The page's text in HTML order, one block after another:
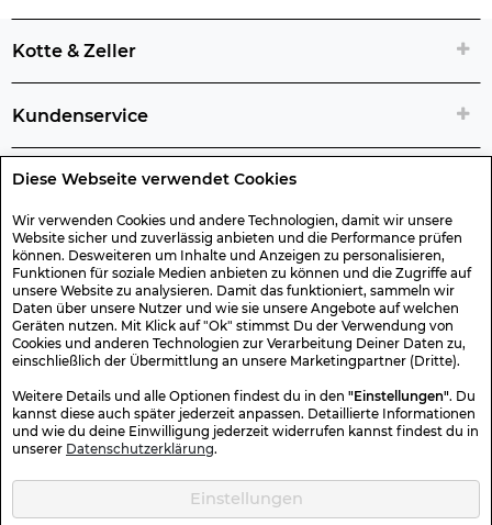
Diese Webseite verwendet Cookies
Wir verwenden Cookies und andere Technologien, damit wir unsere
Website sicher und zuverlässig anbieten und die Performance prüfen
können. Desweiteren um Inhalte und Anzeigen zu personalisieren,
Funktionen für soziale Medien anbieten zu können und die Zugriffe auf
unsere Website zu analysieren. Damit das funktioniert, sammeln wir
Daten über unsere Nutzer und wie sie unsere Angebote auf welchen
Geräten nutzen. Mit Klick auf "Ok" stimmst Du der Verwendung von
Cookies und anderen Technologien zur Verarbeitung Deiner Daten zu,
einschließlich der Übermittlung an unsere Marketingpartner (Dritte).
Weitere Details und alle Optionen findest du in den "Einstellungen". Du
kannst diese auch später jederzeit anpassen. Detaillierte Informationen
und wie du deine Einwilligung jederzeit widerrufen kannst findest du in
unserer Datenschutzerklärung.
Einstellungen
Kotte & Zeller
Kundenservice
Rechtliche Artikelinfos
Geschenk-Gutscheine
Versand & Rücksendung
Sicher Einkaufen
Kotte & Zeller 2026 © Alle Rechte vorbehalten. Die durchgestrichenen